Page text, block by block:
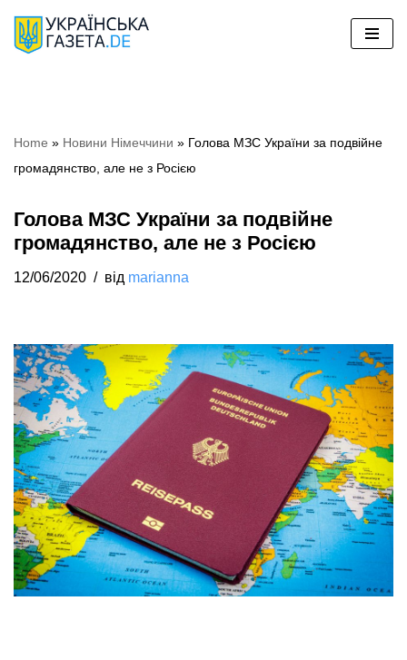
Перейти
Home » Новини Німеччини » Голова МЗС України за подвійне
громадянство, але не з Росією
Голова МЗС України за подвійне
громадянство, але не з Росією
12/06/2020 від marianna